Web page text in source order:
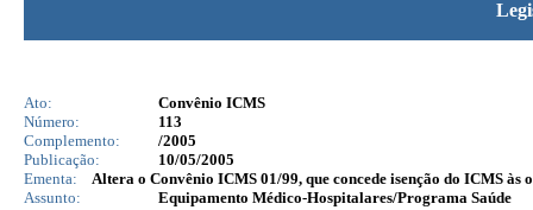
Ato:
Convênio ICMS
Número:
113
Complemento:
/2005
Publicação:
10/05/2005
Ementa:
Altera o Convênio ICMS 01/99, que concede isenção do ICMS às
Assunto:
Equipamento Médico-Hospitalares/Programa Saúde